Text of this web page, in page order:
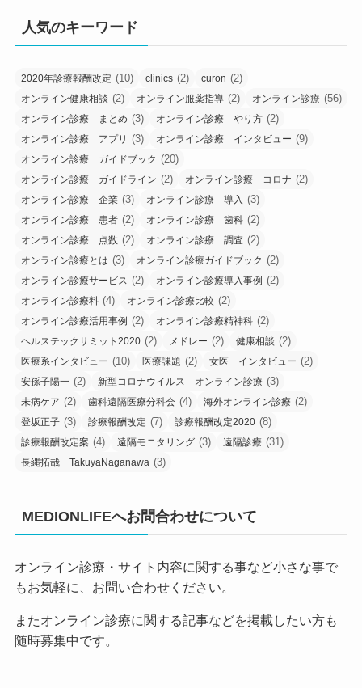
人気のキーワード
2020年診療報酬改定 (10) clinics (2) curon (2)
オンライン健康相談 (2) オンライン服薬指導 (2) オンライン診療 (56)
オンライン診療 まとめ (3) オンライン診療 やり方 (2)
オンライン診療 アプリ (3) オンライン診療 インタビュー (9)
オンライン診療 ガイドブック (20)
オンライン診療 ガイドライン (2) オンライン診療 コロナ (2)
オンライン診療 企業 (3) オンライン診療 導入 (3)
オンライン診療 患者 (2) オンライン診療 歯科 (2)
オンライン診療 点数 (2) オンライン診療 調査 (2)
オンライン診療とは (3) オンライン診療ガイドブック (2)
オンライン診療サービス (2) オンライン診療導入事例 (2)
オンライン診療料 (4) オンライン診療比較 (2)
オンライン診療活用事例 (2) オンライン診療精神科 (2)
ヘルステックサミット2020 (2) メドレー (2) 健康相談 (2)
医療系インタビュー (10) 医療課題 (2) 女医 インタビュー (2)
安孫子陽一 (2) 新型コロナウイルス オンライン診療 (3)
未病ケア (2) 歯科遠隔医療分科会 (4) 海外オンライン診療 (2)
登坂正子 (3) 診療報酬改定 (7) 診療報酬改定2020 (8)
診療報酬改定案 (4) 遠隔モニタリング (3) 遠隔診療 (31)
長縄拓哉 TakuyaNaganawa (3)
MEDIONLIFEへお問合わせについて
オンライン診療・サイト内容に関する事など小さな事で
もお気軽に、お問い合わせください。
またオンライン診療に関する記事などを掲載したい方も
随時募集中です。